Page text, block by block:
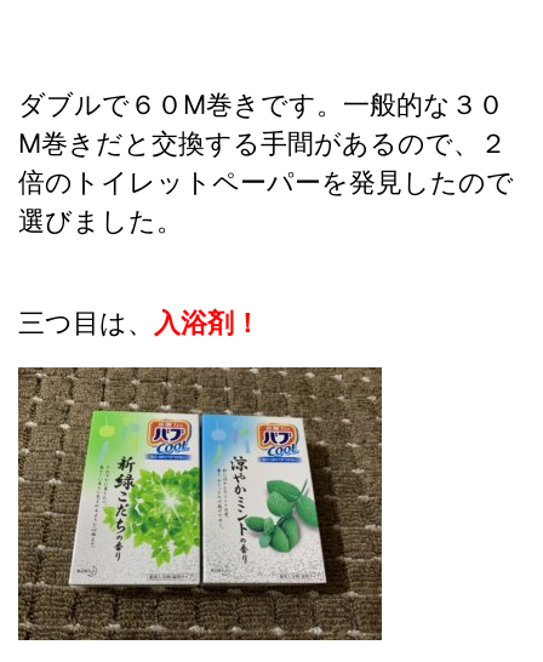
ダブルで６０M巻きです。一般的な３０
M巻きだと交換する手間があるので、２
倍のトイレットペーパーを発見したので
選びました。
三つ目は、 入浴剤！